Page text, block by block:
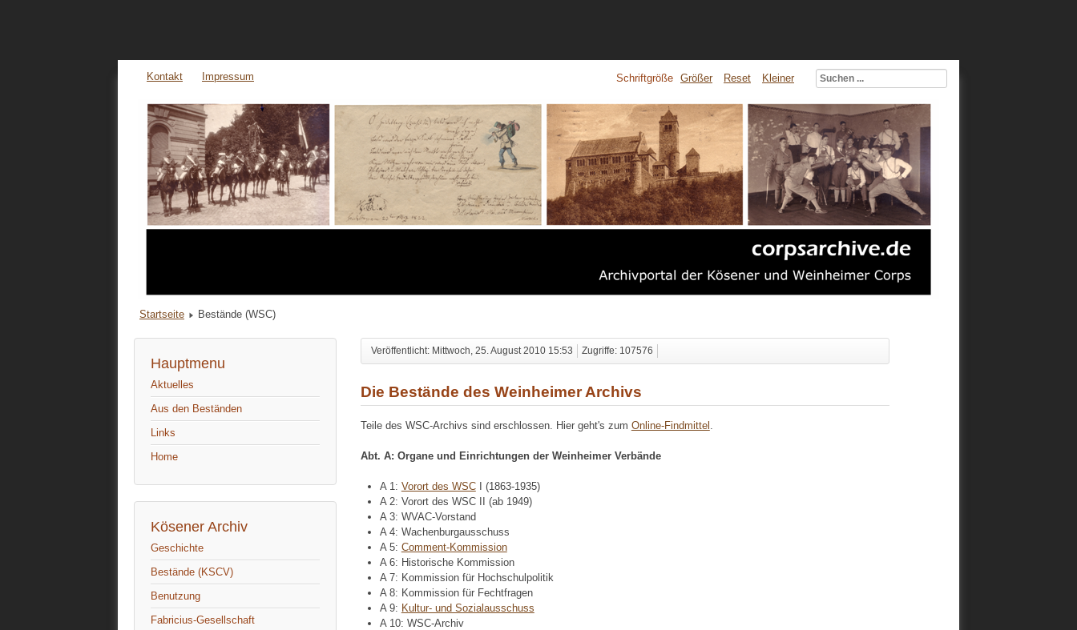
Kontakt Impressum Schriftgröße Größer Reset Kleiner
Startseite Bestände (WSC)
Hauptmenu
Aktuelles
Aus den Beständen
Links
Home
Kösener Archiv
Geschichte
Bestände (KSCV)
Benutzung
Fabricius-Gesellschaft
Veröffentlicht: Mittwoch, 25. August 2010 15:53 Zugriffe: 107576
Die Bestände des Weinheimer Archivs
Teile des WSC-Archivs sind erschlossen. Hier geht's zum Online-Findmittel
Abt. A: Organe und Einrichtungen der Weinheimer Verbände
A 1: Vorort des WSCI (1863-1935)
A 2: Vorort des WSC II (ab 1949)
A 3: WVAC-Vorstand
A 4: Wachenburgausschuss
A 5: Comment-Kommission
A 6: Historische Kommission
A 7: Kommission für Hochschulpolitik
A 8: Kommission für Fechtfragen
A 9: Kultur- und Sozialausschuss
A 10: WSC-Archiv